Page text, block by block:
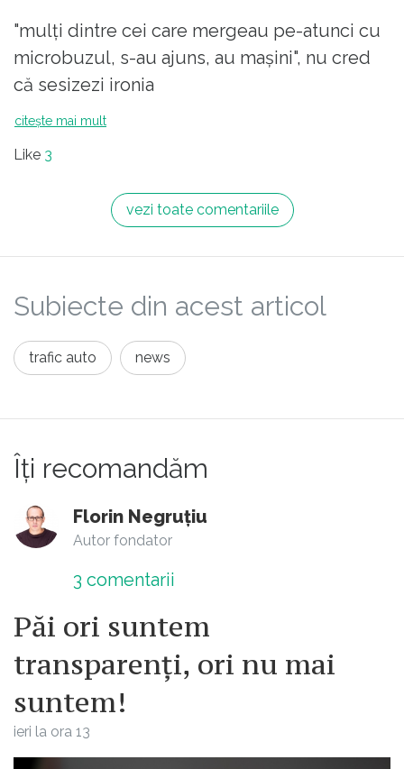
"mulţi dintre cei care mergeau pe-atunci cu
microbuzul, s-au ajuns, au maşini", nu cred
că sesizezi ironia
citește mai mult
Like 3
vezi toate comentariile
Subiecte din acest articol
trafic auto news
Îți recomandăm
Florin Negruțiu
Autor fondator
3 comentarii
Păi ori suntem
transparenți, ori nu mai
suntem!
ieri la ora 13